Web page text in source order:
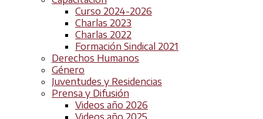
Curso 2024-2026
Charlas 2023
Charlas 2022
Formación Sindical 2021
Derechos Humanos
Género
Juventudes y Residencias
Prensa y Difusión
Videos año 2026
Videos año 2025